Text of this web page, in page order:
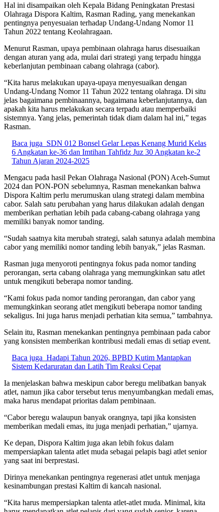
Hal ini disampaikan oleh Kepala Bidang Peningkatan Prestasi
Olahraga Dispora Kaltim, Rasman Rading, yang menekankan
pentingnya penyesuaian terhadap Undang-Undang Nomor 11
Tahun 2022 tentang Keolahragaan.
Menurut Rasman, upaya pembinaan olahraga harus disesuaikan
dengan aturan yang ada, mulai dari strategi yang terpadu hingga
keberlanjutan pembinaan cabang olahraga (cabor).
“Kita harus melakukan upaya-upaya menyesuaikan dengan
Undang-Undang Nomor 11 Tahun 2022 tentang olahraga. Di situ
jelas bagaimana pembinaannya, bagaimana keberlanjutannya, dan
apakah kita harus melakukan secara terpadu atau memperbaiki
sistemnya. Yang jelas, pemerintah tidak diam dalam hal ini,” tegas
Rasman.
Baca juga SDN 012 Bonsel Gelar Lepas Kenang Murid Kelas
6 Angkatan ke-36 dan Imtihan Tahfidz Juz 30 Angkatan ke-2
Tahun Ajaran 2024-2025
Mengacu pada hasil Pekan Olahraga Nasional (PON) Aceh-Sumut
2024 dan PON-PON sebelumnya, Rasman menekankan bahwa
Dispora Kaltim perlu merumuskan ulang strategi dalam membina
cabor. Salah satu perubahan yang harus dilakukan adalah dengan
memberikan perhatian lebih pada cabang-cabang olahraga yang
memiliki banyak nomor tanding.
“Sudah saatnya kita merubah strategi, salah satunya adalah membina
cabor yang memiliki nomor tanding lebih banyak,” jelas Rasman.
Rasman juga menyoroti pentingnya fokus pada nomor tanding
perorangan, serta cabang olahraga yang memungkinkan satu atlet
untuk mengikuti beberapa nomor tanding.
“Kami fokus pada nomor tanding perorangan, dan cabor yang
memungkinkan seorang atlet mengikuti beberapa nomor tanding
sekaligus. Ini juga harus menjadi perhatian kita semua,” tambahnya.
Selain itu, Rasman menekankan pentingnya pembinaan pada cabor
yang konsisten memberikan kontribusi medali emas di setiap event.
Baca juga Hadapi Tahun 2026, BPBD Kutim Mantapkan
Sistem Kedaruratan dan Latih Tim Reaksi Cepat
Ia menjelaskan bahwa meskipun cabor beregu melibatkan banyak
atlet, namun jika cabor tersebut terus menyumbangkan medali emas,
maka harus mendapat prioritas dalam pembinaan.
“Cabor beregu walaupun banyak orangnya, tapi jika konsisten
memberikan medali emas, itu juga menjadi perhatian,” ujarnya.
Ke depan, Dispora Kaltim juga akan lebih fokus dalam
mempersiapkan talenta atlet muda sebagai pelapis bagi atlet senior
yang saat ini berprestasi.
Dirinya menekankan pentingnya regenerasi atlet untuk menjaga
kesinambungan prestasi Kaltim di kancah nasional.
“Kita harus mempersiapkan talenta atlet-atlet muda. Minimal, kita